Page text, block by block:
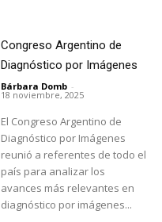
Congreso Argentino de
Diagnóstico por Imágenes
Bárbara Domb -
18 noviembre, 2025
El Congreso Argentino de
Diagnóstico por Imágenes
reunió a referentes de todo el
país para analizar los
avances más relevantes en
diagnóstico por imágenes...